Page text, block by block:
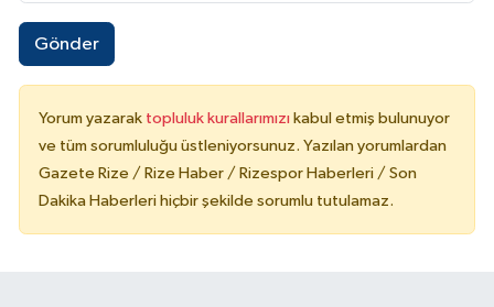
Gönder
Yorum yazarak topluluk kurallarımızı kabul etmiş bulunuyor
ve tüm sorumluluğu üstleniyorsunuz. Yazılan yorumlardan
Gazete Rize / Rize Haber / Rizespor Haberleri / Son
Dakika Haberleri hiçbir şekilde sorumlu tutulamaz.